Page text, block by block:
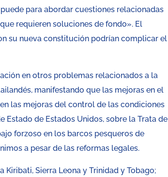
para abordar cuestiones relacionadas
requieren soluciones de fondo». El
su nueva constitución podrían complicar el
en otros problemas relacionados a la
manifestando que las mejoras en el
las mejoras del control de las condiciones
Estado de Estados Unidos, sobre la Trata de
forzoso en los barcos pesqueros de
a pesar de las reformas legales.
Sierra Leona y Trinidad y Tobago;